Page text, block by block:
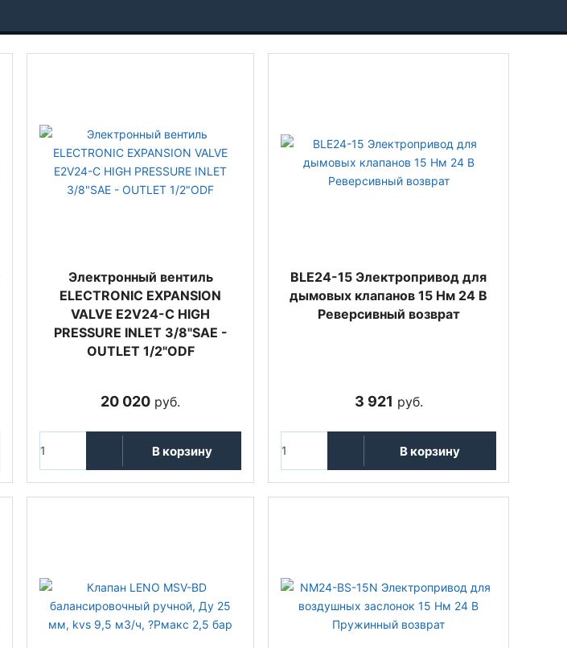
Электронный вентиль
ELECTRONIC EXPANSION
VALVE E2V24-C HIGH
PRESSURE INLET 3/8"SAE -
OUTLET 1/2"ODF
20 020 руб.
В корзину
BLE24-15 Электропривод для
дымовых клапанов 15 Нм 24 В
Реверсивный возврат
3 921 руб.
В корзину